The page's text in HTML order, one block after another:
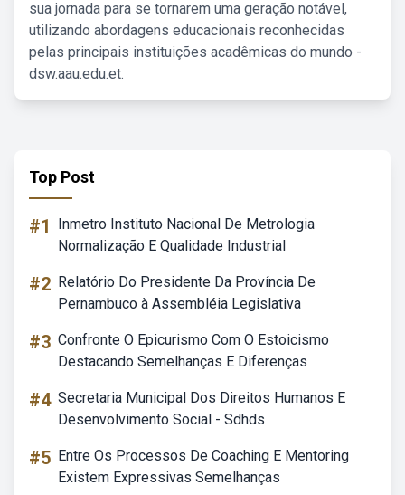
sua jornada para se tornarem uma geração notável,
utilizando abordagens educacionais reconhecidas
pelas principais instituições acadêmicas do mundo -
dsw.aau.edu.et.
Top Post
#1
Inmetro Instituto Nacional De Metrologia
Normalização E Qualidade Industrial
#2 Relatório Do Presidente Da Província De
Pernambuco à Assembléia Legislativa
#3 Confronte O Epicurismo Com O Estoicismo
Destacando Semelhanças E Diferenças
#4 Secretaria Municipal Dos Direitos Humanos E
Desenvolvimento Social - Sdhds
#5 Entre Os Processos De Coaching E Mentoring
Existem Expressivas Semelhanças